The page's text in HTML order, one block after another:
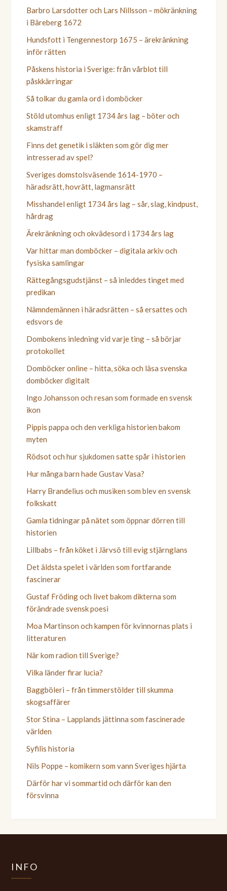
Barbro Larsdotter och Lars Nillsson – mökränkning
i Bäreberg 1672
Hundsfott i Tengennestorp 1675 – ärekränkning
inför rätten
Påskens historia i Sverige: från vårblot till
påskkärringar
Så tolkar du gamla ord i domböcker
Stöld utomhus enligt 1734 års lag – böter och
skamstraff
Finns det genetik i släkten som gör dig mer
intresserad av spel?
Sveriges domstolsväsende 1614-1970 –
häradsrätt, hovrätt, lagmansrätt
Misshandel enligt 1734 års lag – sår, slag, kindpust,
hårdrag
Ärekränkning och okvädesord i 1734 års lag
Var hittar man domböcker – digitala arkiv och
fysiska samlingar
Rättegångsgudstjänst – så inleddes tinget med
predikan
Nämndemännen i häradsrätten – så ersattes och
edsvors de
Dombokens inledning vid varje ting – så börjar
protokollet
Domböcker online – hitta, söka och läsa svenska
domböcker digitalt
Ingo Johansson och resan som formade en svensk
ikon
Pippis pappa och den verkliga historien bakom
myten
Rödsot och hur sjukdomen satte spår i historien
Hur många barn hade Gustav Vasa?
Harry Brandelius och musiken som blev en svensk
folkskatt
Gamla tidningar på nätet som öppnar dörren till
historien
Lillbabs – från köket i Järvsö till evig stjärnglans
Det äldsta spelet i världen som fortfarande
fascinerar
Gustaf Fröding och livet bakom dikterna som
förändrade svensk poesi
Moa Martinson och kampen för kvinnornas plats i
litteraturen
När kom radion till Sverige?
Vilka länder firar lucia?
Baggböleri – från timmerstölder till skumma
skogsaffärer
Stor Stina – Lapplands jättinna som fascinerade
världen
Syfilis historia
Nils Poppe – komikern som vann Sveriges hjärta
Därför har vi sommartid och därför kan den
försvinna
INFO